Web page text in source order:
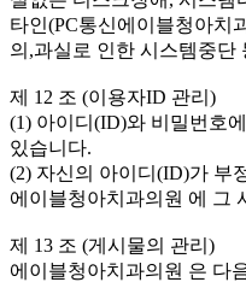
타인(PC통신에이블청아치
의,과실로 인한 시스템중단
제 12 조 (이용자ID 관리)
(1) 아이디(ID)와 비밀번호
있습니다.
(2) 자신의 아이디(ID)가 부
에이블청아치과의원 에 그
제 13 조 (게시물의 관리)
에이블청아치과의원 은 다